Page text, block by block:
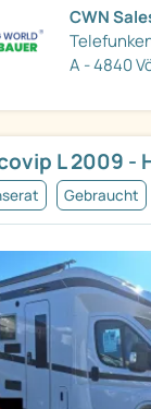
CWN
A - 4840
L 2009 -
Gebraucht